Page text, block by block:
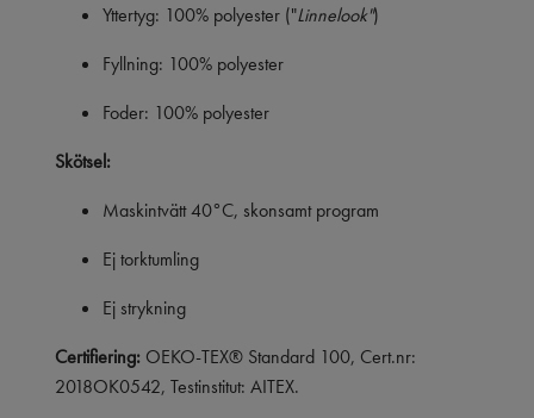
Yttertyg: 100% polyester ("Linnelook")
Fyllning: 100% polyester
Foder: 100% polyester
Skötsel:
Maskintvätt 40°C, skonsamt program
Ej torktumling
Ej strykning
Certifiering: OEKO-TEX® Standard 100, Cert.nr:
2018OK0542, Testinstitut: AITEX.